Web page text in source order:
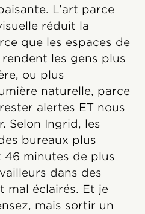
L’art parce
réduit la
que les espaces de
les gens plus
ou plus
naturelle, parce
alertes ET nous
Selon Ingrid, les
bureaux plus
46 minutes de plus
dans des
mal éclairés. Et je
mais sortir un